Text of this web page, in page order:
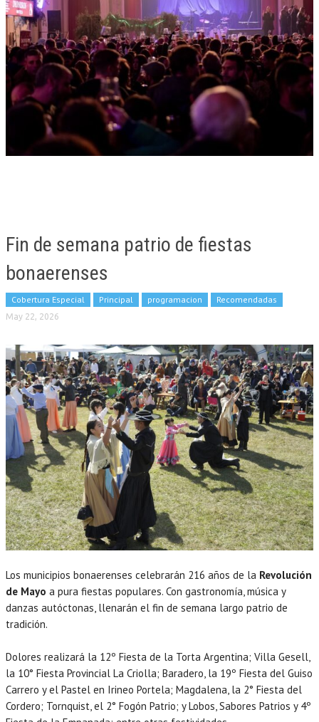
Fin de semana patrio de fiestas
bonaerenses
Cobertura Especial Principal programacion Recomendadas
May 22, 2026
Los municipios bonaerenses celebrarán 216 años de la Revolución
de Mayo a pura fiestas populares. Con gastronomía, música y
danzas autóctonas, llenarán el fin de semana largo patrio de
tradición.
Dolores realizará la 12º Fiesta de la Torta Argentina; Villa Gesell,
la 10° Fiesta Provincial La Criolla; Baradero, la 19º Fiesta del Guiso
Carrero y el Pastel en Irineo Portela; Magdalena, la 2° Fiesta del
Cordero; Tornquist, el 2° Fogón Patrio; y Lobos, Sabores Patrios y 4º